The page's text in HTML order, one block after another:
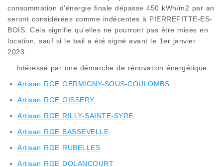
consommation d’énergie finale dépasse 450 kWh/m2 par an
seront considérées comme indécentes à PIERREFITTE-ES-
BOIS. Cela signifie qu’elles ne pourront pas être mises en
location, sauf si le bail a été signé avant le 1er janvier
2023.
Intéressé par une démarche de rénovation énergétique
Artisan RGE GERMIGNY-SOUS-COULOMBS
Artisan RGE OISSERY
Artisan RGE RILLY-SAINTE-SYRE
Artisan RGE BASSEVELLE
Artisan RGE RUBELLES
Artisan RGE DOLANCOURT